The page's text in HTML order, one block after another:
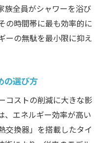
族全員がシャワーを浴び
の時間帯に最も効率的に
ーの無駄を最小限に抑え
の選び方
コストの削減に大きな影
、エネルギー効率が高い
交換器」を搭載したタイ